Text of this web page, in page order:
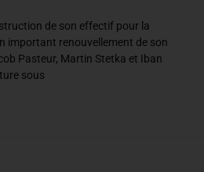
de son effectif pour la
important renouvellement de son
Pasteur, Martin Stetka et Iban
sous